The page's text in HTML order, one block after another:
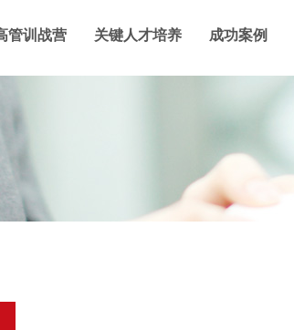
管训战营 关键人才培养 成功案例